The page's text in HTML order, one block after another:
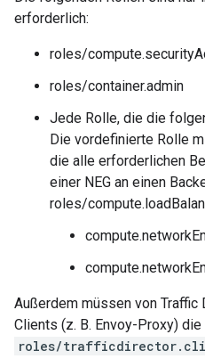
erforderlich:
roles/
roles/container.admin
Jede Rolle, die die
Die vordefinierte Rolle
die alle erforderlichen
einer NEG an einen
roles/
Außerdem müssen von
Clients (z. B. Envoy-Proxy)
roles/